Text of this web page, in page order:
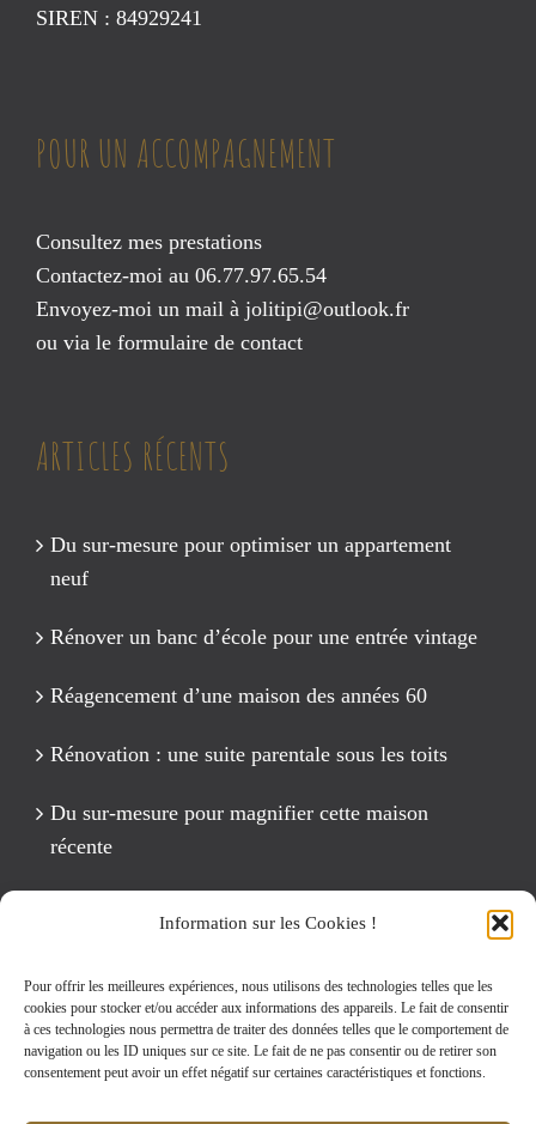
Information sur les Cookies !
Pour offrir les meilleures expériences, nous utilisons des technologies telles que les
cookies pour stocker et/ou accéder aux informations des appareils. Le fait de consentir
à ces technologies nous permettra de traiter des données telles que le comportement de
navigation ou les ID uniques sur ce site. Le fait de ne pas consentir ou de retirer son
consentement peut avoir un effet négatif sur certaines caractéristiques et fonctions.
SIREN : 84929241
POUR UN ACCOMPAGNEMENT
Consultez mes prestations
Contactez-moi au 06.77.97.65.54
Envoyez-moi un mail à jolitipi@outlook.fr
ou via le formulaire de contact
ARTICLES RÉCENTS
Du sur-mesure pour optimiser un appartement
neuf
Rénover un banc d’école pour une entrée vintage
Réagencement d’une maison des années 60
Rénovation : une suite parentale sous les toits
Du sur-mesure pour magnifier cette maison
récente
Rechercher: